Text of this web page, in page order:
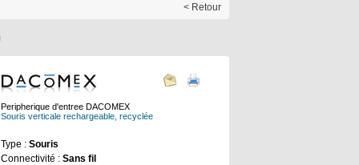
< Retour
Peripherique d'entree DACOMEX
Souris verticale rechargeable, recyclée
Type : Souris
Connectivité : Sans fil